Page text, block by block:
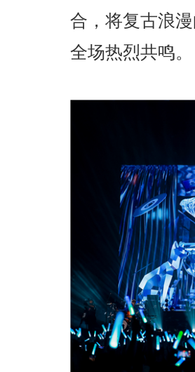
合，将复古浪
全场热烈共鸣。